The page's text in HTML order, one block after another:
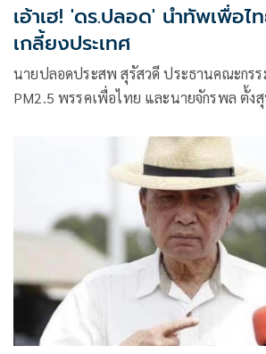
เอ้าเฮ! 'ดร.ปลอด' นำทัพเพื่อไ
เกลี้ยงประเทศ
นายปลอดประสพ สุรัสวดี ประธานคณะกรร
PM2.5 พรรคเพื่อไทย และนายจักรพล ตั้ง